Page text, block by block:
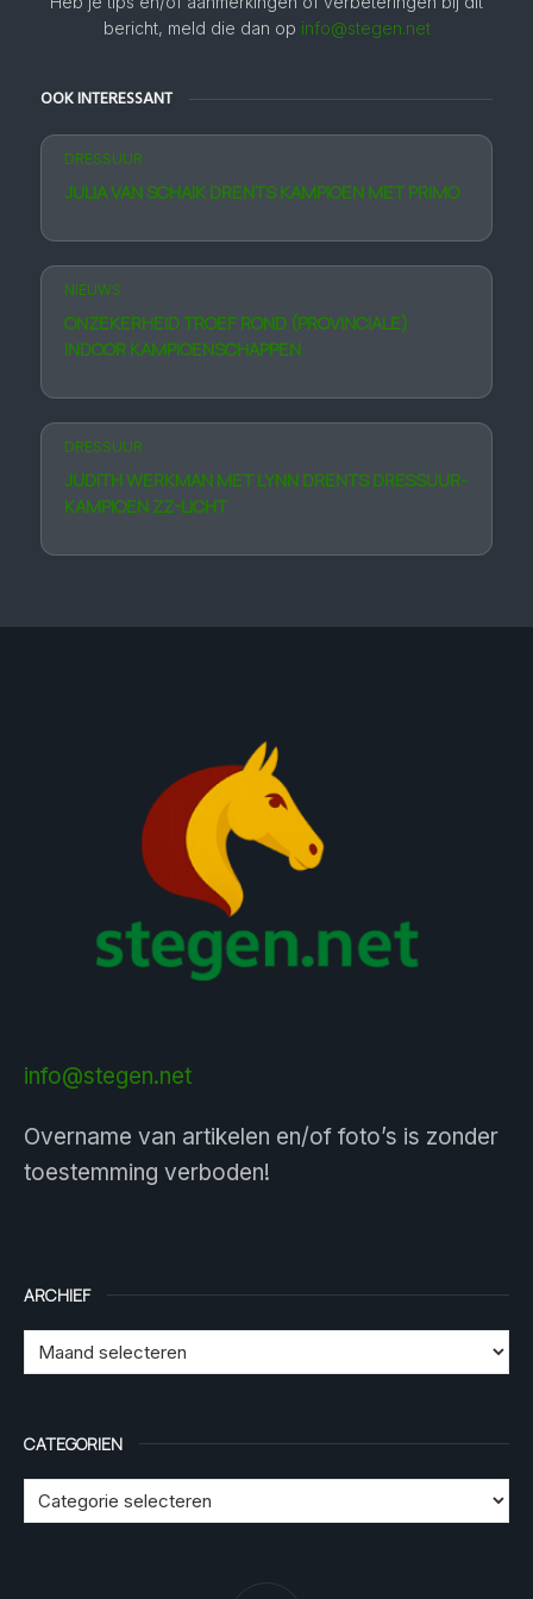
bericht, meld die dan op info@stegen.net
OOK INTERESSANT
DRESSUUR
JULIA VAN SCHAIK DRENTS KAMPIOEN MET PRIMO
NIEUWS
ONZEKERHEID TROEF ROND (PROVINCIALE)
INDOOR KAMPIOEN­SCHAPPEN
DRESSUUR
JUDITH WERKMAN MET LYNN DRENTS DRESSUUR­
KAMPIOEN ZZ-LICHT
info@stegen.net
Overname van artikelen en/of foto’s is zonder
toestemming verboden!
ARCHIEF
CATEGORIEN